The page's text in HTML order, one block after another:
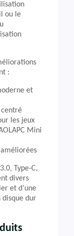
ou le
:
et
les jeux
Mini
Type-C,
divers
et d’une
disque dur